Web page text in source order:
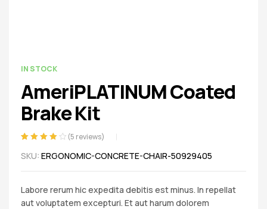
AVAILABILITY:
IN STOCK
AmeriPLATINUM Coated
Brake Kit
out of 5
based on
ratings
(5 reviews)
SKU: ERGONOMIC-CONCRETE-CHAIR-50929405
Labore rerum hic expedita debitis est minus. In repellat
aut voluptatem excepturi. Et aut harum dolorem